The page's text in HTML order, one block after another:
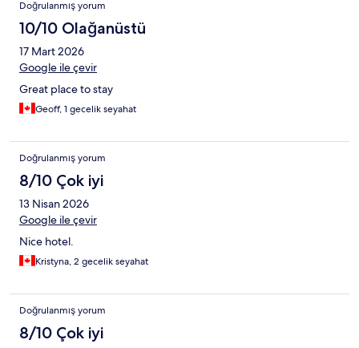
Doğrulanmış yorum
10/10 Olağanüstü
17 Mart 2026
Google ile çevir
Great place to stay
Geoff, 1 gecelik seyahat
Doğrulanmış yorum
8/10 Çok iyi
13 Nisan 2026
Google ile çevir
Nice hotel.
Kristyna, 2 gecelik seyahat
Doğrulanmış yorum
8/10 Çok iyi